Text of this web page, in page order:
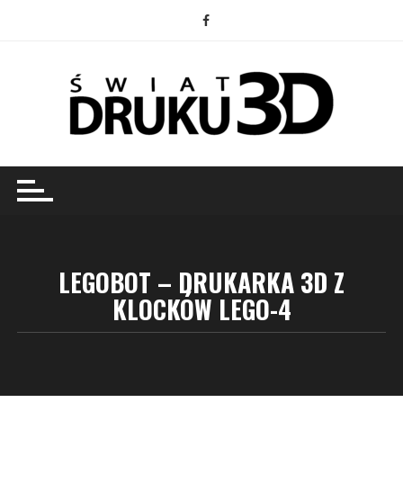
LEGOBOT – DRUKARKA 3D Z
KLOCKÓW LEGO-4